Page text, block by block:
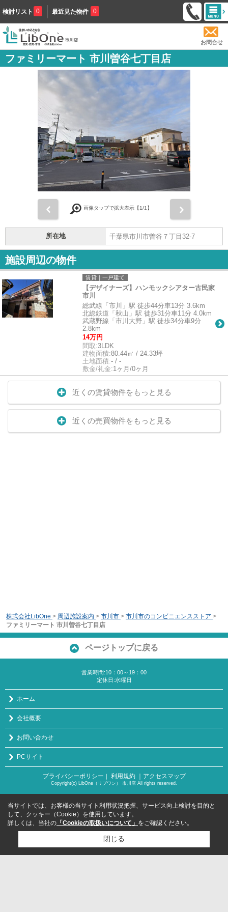
検討リスト 0 最近見た物件 0
お問合せ
ファミリーマート 市川曽谷七丁目店
画像タップで拡大表示【1/1】
所在地 千葉県市川市曽谷７丁目32-7
施設周辺の物件
賃貸｜一戸建て
【デザイナーズ】ハンモックシアター古民家
市川
総武線「市川」駅 徒歩44分車13分 3.6km
北総鉄道「秋山」駅 徒歩31分車11分 4.0km
武蔵野線「市川大野」駅 徒歩34分車9分
2.8km
14万円
間取:3LDK
建物面積:80.44㎡ / 24.33坪
土地面積:- / -
敷金/礼金:1ヶ月/0ヶ月
近くの賃貸物件をもっと見る
近くの売買物件をもっと見る
株式会社LibOne > 周辺施設案内 > 市川市 > 市川市のコンビニエンスストア >
ファミリーマート 市川曽谷七丁目店
ページトップに戻る
営業時間:10：00～19：00
定休日:水曜日
ホーム
会社概要
お問い合わせ
PCサイト
プライバシーポリシー ｜ 利用規約 ｜アクセスマップ
Copyright(c) LibOne（リブワン） 市川店 All rights reserved.
当サイトでは、お客様の当サイト利用状況把握、サービス向上検討を目的と
して、クッキー（Cookie）を使用しています。
詳しくは、当社の 「Cookieの取扱いについて」 をご確認ください。
閉じる